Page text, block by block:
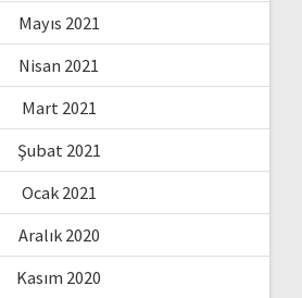
Mayıs 2021
Nisan 2021
Mart 2021
Şubat 2021
Ocak 2021
Aralık 2020
Kasım 2020